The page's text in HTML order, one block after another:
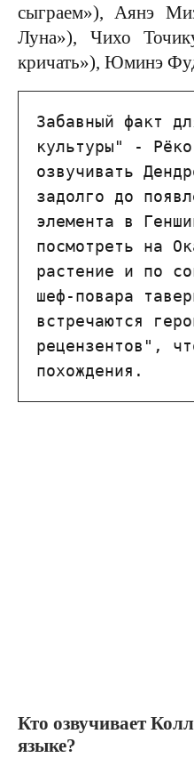
сыграем»), Аянэ
Луна»), Чихо
кричать»), Юминэ
Забавный факт
культуры" -
озвучивать
задолго до
элемента в
посмотреть на
растение и по
шеф-повара
встречаются
рецензентов",
похождения.
Кто озвучивает
языке?